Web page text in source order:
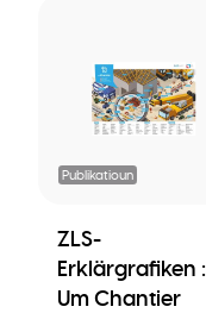
Publikatioun
ZLS-
Erklärgrafiken :
Um Chantier